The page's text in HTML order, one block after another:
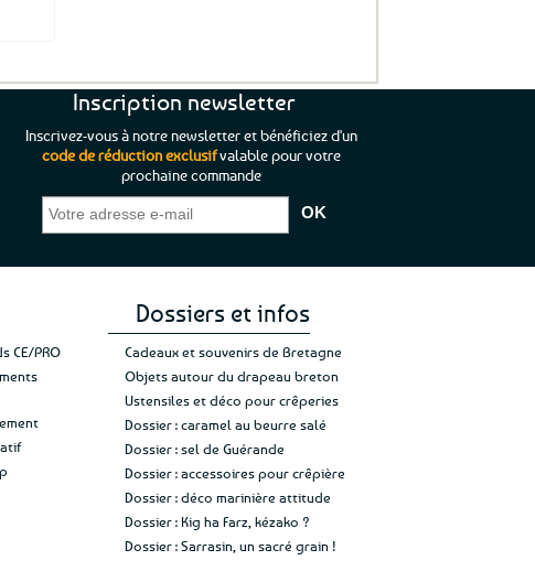
que je pouvais pas
6 ;)
de mon achat et
changez rien”Jade C.
“C’est agréable et tout aussi rassurant
de constater qu’il n’y a pas de petite
commande, mais un client à satisfaire.”
Inscription newsletter
Inscrivez-vous à notre newsletter et bénéficiez d'un
code de réduction exclusifvalable pour votre
prochaine commande
CE/PRO
Dossiers et infos
Cadeaux et souvenirs de Bretagne
Objets autour du drapeau breton
Ustensiles et déco pour crêperies
Dossier : caramel au beurre salé
Dossier : sel de Guérande
Dossier : accessoires pour crêpière
Dossier : déco marinière attitude
Dossier : Kig ha Farz, kézako ?
Dossier : Sarrasin, un sacré grain !